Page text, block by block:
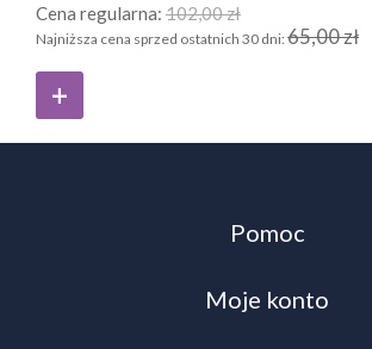
Cena regularna: 102,00 zł
Najniższa cena sprzed ostatnich 30 dni: 65,00 zł
Pomoc
Moje konto